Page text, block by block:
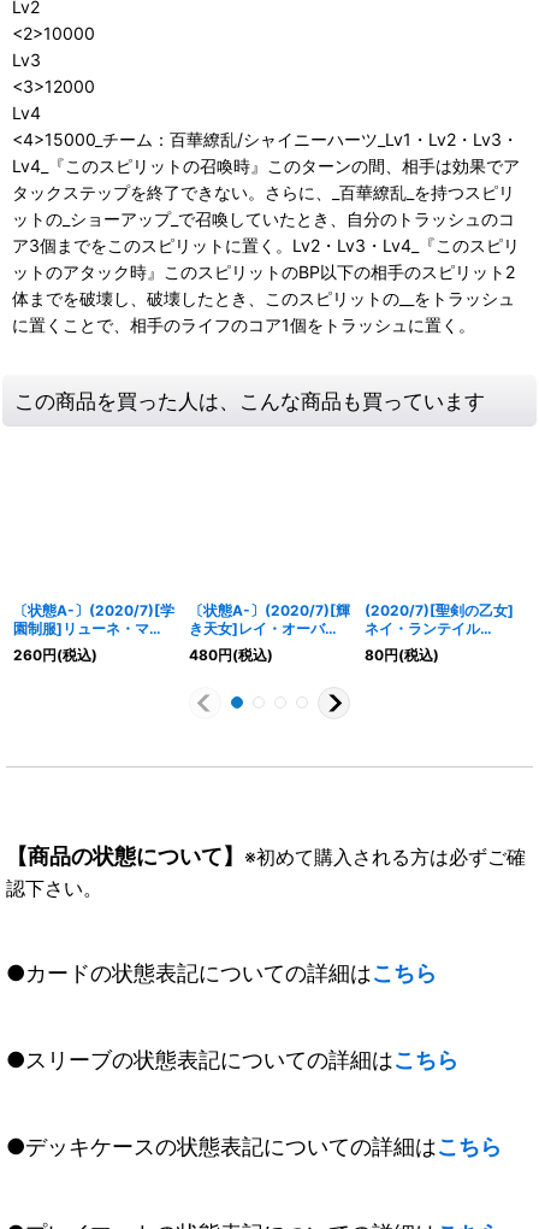
Lv2
<2>10000
Lv3
<3>12000
Lv4
<4>15000_チーム：百華繚乱/シャイニーハーツ_Lv1・Lv2・Lv3・
Lv4_『このスピリットの召喚時』このターンの間、相手は効果でア
タックステップを終了できない。さらに、_百華繚乱_を持つスピリ
ットの_ショーアップ_で召喚していたとき、自分のトラッシュのコ
ア3個までをこのスピリットに置く。Lv2・Lv3・Lv4_『このスピリ
ットのアタック時』このスピリットのBP以下の相手のスピリット2
体までを破壊し、破壊したとき、このスピリットの__をトラッシュ
に置くことで、相手のライフのコア1個をトラッシュに置く。
この商品を買った人は、こんな商品も買っています
〔状態A-〕(2020/7)[学
園制服]リューネ・マト
(BSC37収録)【X】
{BSC31-X02}《黄》
260円(税込)
〔状態A-〕(2020/7)[輝
き天女]レイ・オーバ
【X】{BSC37-RVX01}
《黄》
480円(税込)
(2020/7)[聖剣の乙女]
ネイ・ランテイル
(BSC37収録)【R】
{LM16-D03}《黄》
80円(税込)
【商品の状態について】 ※初めて購入される方は必ずご確
認下さい。
●カードの状態表記についての詳細はこちら
●スリーブの状態表記についての詳細はこちら
●デッキケースの状態表記についての詳細はこちら